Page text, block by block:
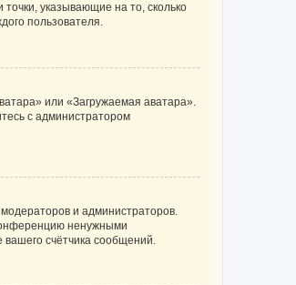
указывающие на то, сколько
пользователя.
или «Загружаемая аватара».
с администратором
и администраторов.
ненужными
счётчика сообщений.